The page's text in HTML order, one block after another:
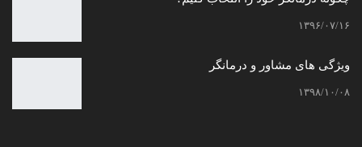
۱۳۹۶/۰۷/۱۶
ویژگی های مشاور و درمانگر
۱۳۹۸/۱۰/۰۸